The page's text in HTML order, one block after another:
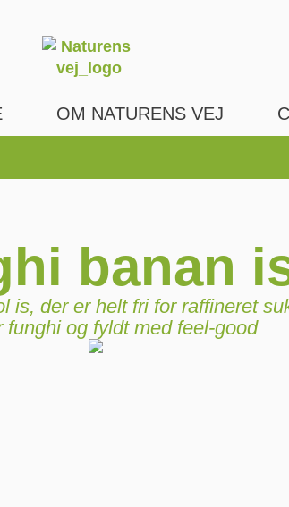
OM NATURENS VEJ
banan
is, der er helt fri for raffineret
funghi og fyldt med feel-good